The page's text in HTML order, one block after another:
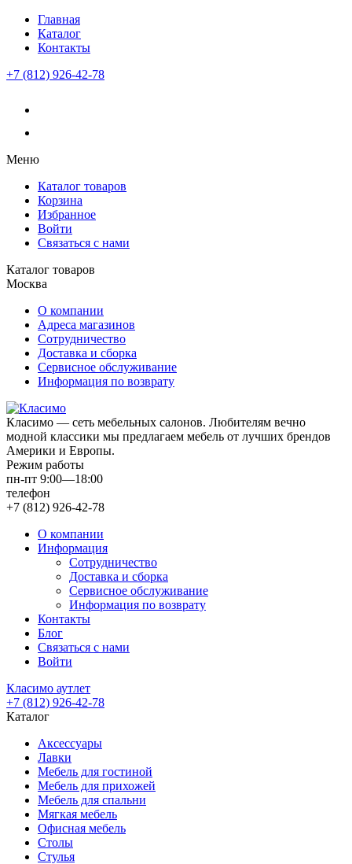
Главная
Каталог
Контакты
+7 (812) 926-42-78
Меню
Каталог товаров
Корзина
Избранное
Войти
Связаться с нами
Каталог товаров
Москва
О компании
Адреса магазинов
Сотрудничество
Доставка и сборка
Сервисное обслуживание
Информация по возврату
Класимо — cеть мебельных салонов. Любителям вечно
модной классики мы предлагаем мебель от лучших брендов
Америки и Европы.
Режим работы
пн-пт 9:00—18:00
телефон
+7 (812) 926-42-78
О компании
Информация
Сотрудничество
Доставка и сборка
Сервисное обслуживание
Информация по возврату
Контакты
Блог
Связаться с нами
Войти
Класимо аутлет
+7 (812) 926-42-78
Каталог
Аксессуары
Лавки
Мебель для гостиной
Мебель для прихожей
Мебель для спальни
Мягкая мебель
Офисная мебель
Столы
Стулья